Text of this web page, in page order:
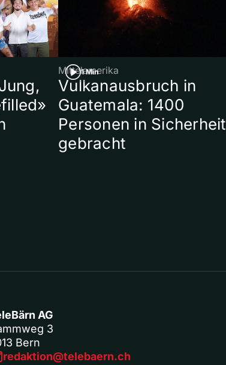
1 Min
Mittelamerika
Vulkanausbruch in
Guatemala: 1400
Personen in Sicherheit
gebracht
AG
3
Bern
redaktion@telebaern.ch